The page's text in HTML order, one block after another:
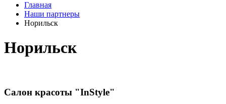
Главная
Наши партнеры
Норильск
Норильск
Салон красоты "InStyle"